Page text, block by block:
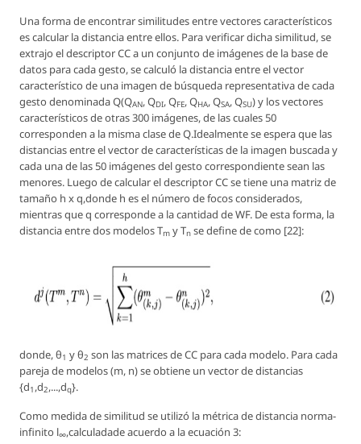
Una forma de encontrar similitudes entre vectores característicos
es calcular la distancia entre ellos. Para verificar dicha similitud, se
extrajo el descriptor CC a un conjunto de imágenes de la base de
datos para cada gesto, se calculó la distancia entre el vector
característico de una imagen de búsqueda representativa de cada
gesto denominadaQ(QAN, QDI, QFE, QHA, QSA, QSU)y los vectores
característicos de otras 300 imágenes, de las cuales 50
corresponden a la misma clase deQ.Idealmente se espera que las
distancias entre el vector de características de la imagen buscada y
cada una de las 50 imágenes del gesto correspondiente sean las
menores. Luego de calcular el descriptor CC se tiene una matriz de
tamaño h x q,donde h es el número de focos considerados,
mientras queq corresponde a la cantidad de WF. De esta forma, la
distancia entre dos modelosTm yTn se define de como [22]:
donde, θ1 y θ2 son las matrices de CC para cada modelo. Para cada
pareja de modelos(m, n)se obtiene un vector de distancias
{d1 ,d2,...,dq}.
Como medida de similitud se utilizó la métrica de distancia norma-
infinito l∞,calculadade acuerdo a la ecuación 3: